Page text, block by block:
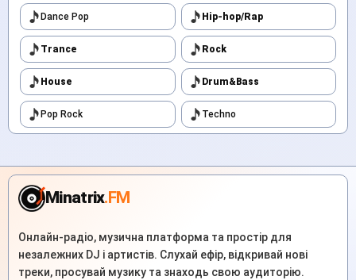
Dance Pop Hip-hop/Rap
Trance Rock
House Drum&Bass
Pop Rock Techno
Minatrix.FM
Онлайн-радіо, музична платформа та простір для
незалежних DJ і артистів. Слухай ефір, відкривай нові
треки, просувай музику та знаходь свою аудиторію.